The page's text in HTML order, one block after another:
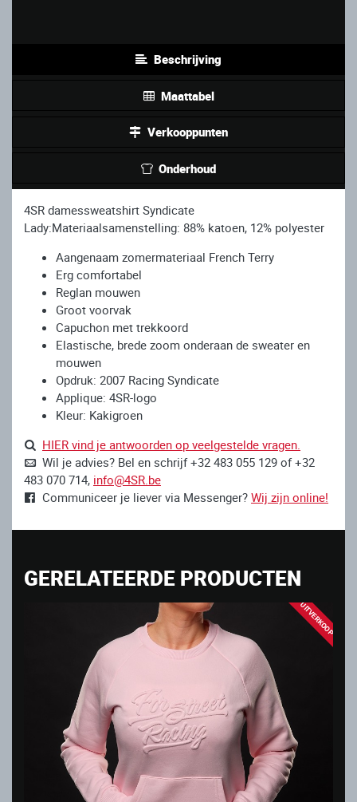
Beschrijving
Maattabel
Verkooppunten
Onderhoud
4SR damessweatshirt Syndicate
Lady:Materiaalsamenstelling: 88% katoen, 12% polyester
Aangenaam zomermateriaal French Terry
Erg comfortabel
Reglan mouwen
Groot voorvak
Capuchon met trekkoord
Elastische, brede zoom onderaan de sweater en
mouwen
Opdruk: 2007 Racing Syndicate
Applique: 4SR-logo
Kleur: Kakigroen
HIER vind je antwoorden op veelgestelde vragen.
Wil je advies? Bel en schrijf +32 483 055 129 of +32
483 070 714, info@4SR.be
Communiceer je liever via Messenger? Wij zijn online!
GERELATEERDE PRODUCTEN
UITVERKOOP